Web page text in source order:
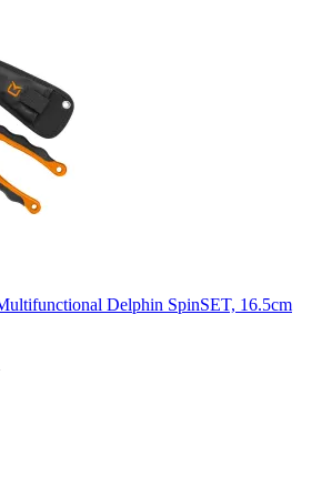
Delphin SpinSET, 16.5cm